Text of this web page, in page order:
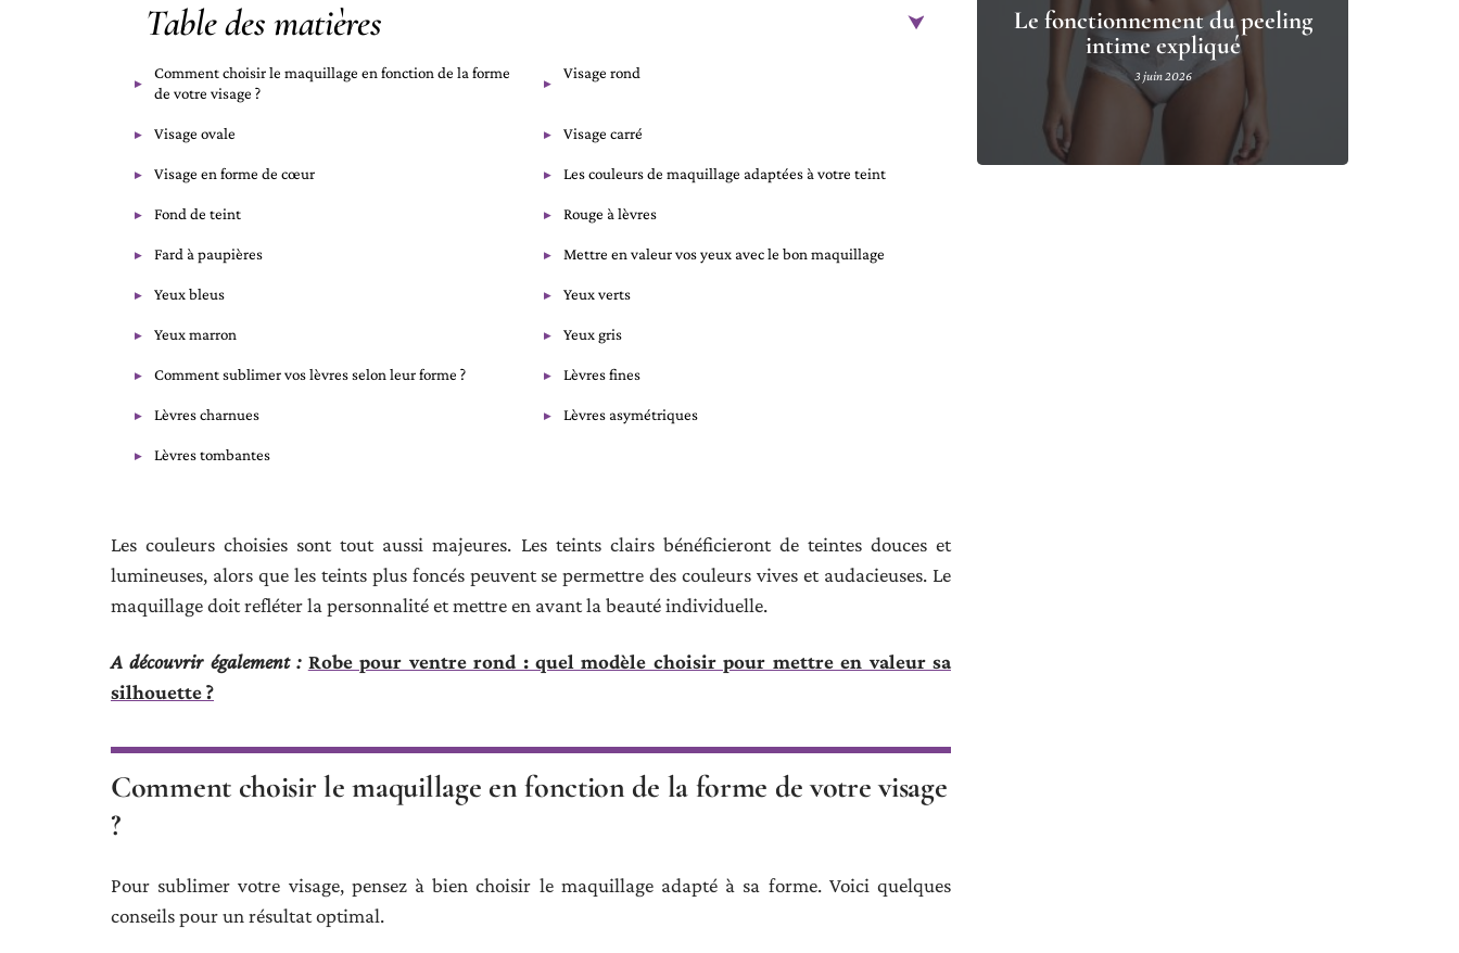
Table des matières
Comment choisir le maquillage en fonction de la forme
de votre visage ?
Visage rond
Visage ovale Visage carré
Visage en forme de cœur Les couleurs de maquillage adaptées à votre teint
Fond de teint Rouge à lèvres
Fard à paupières Mettre en valeur vos yeux avec le bon maquillage
Yeux bleus Yeux verts
Yeux marron Yeux gris
Comment sublimer vos lèvres selon leur forme ? Lèvres fines
Lèvres charnues Lèvres asymétriques
Lèvres tombantes
Les couleurs choisies sont tout aussi majeures. Les teints clairs bénéficieront de teintes douces et
lumineuses, alors que les teints plus foncés peuvent se permettre des couleurs vives et audacieuses. Le
maquillage doit refléter la personnalité et mettre en avant la beauté individuelle.
A découvrir également : Robe pour ventre rond : quel modèle choisir pour mettre en valeur sa
silhouette ?
Comment choisir le maquillage en fonction de la forme de votre visage
?
Pour sublimer votre visage, pensez à bien choisir le maquillage adapté à sa forme. Voici quelques
conseils pour un résultat optimal.
Le fonctionnement du peeling
intime expliqué
3 juin 2026